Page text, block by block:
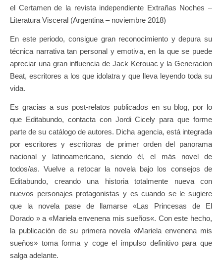
el Certamen de la revista independiente Extrañas Noches –
Literatura Visceral (Argentina – noviembre 2018)
En este periodo, consigue gran reconocimiento y depura su
técnica narrativa tan personal y emotiva, en la que se puede
apreciar una gran influencia de Jack Kerouac y la Generacion
Beat, escritores a los que idolatra y que lleva leyendo toda su
vida.
Es gracias a sus post-relatos publicados en su blog, por lo
que Editabundo, contacta con Jordi Cicely para que forme
parte de su catálogo de autores. Dicha agencia, está integrada
por escritores y escritoras de primer orden del panorama
nacional y latinoamericano, siendo él, el más novel de
todos/as. Vuelve a retocar la novela bajo los consejos de
Editabundo, creando una historia totalmente nueva con
nuevos personajes protagonistas y es cuando se le sugiere
que la novela pase de llamarse «Las Princesas de El
Dorado » a «Mariela envenena mis sueños«. Con este hecho,
la publicación de su primera novela «Mariela envenena mis
sueños» toma forma y coge el impulso definitivo para que
salga adelante.